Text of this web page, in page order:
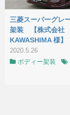
三菱スーパーグレ
架装 【株式会社
KAWASHIMA 様】
2020.5.26
ボディー架装